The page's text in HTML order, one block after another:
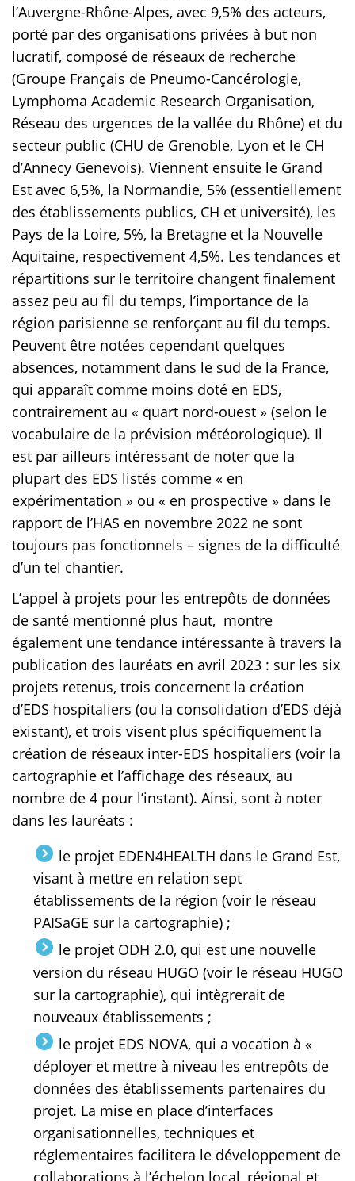
l’Auvergne-Rhône-Alpes, avec 9,5% des acteurs,
porté par des organisations privées à but non
lucratif, composé de réseaux de recherche
(Groupe Français de Pneumo-Cancérologie,
Lymphoma Academic Research Organisation,
Réseau des urgences de la vallée du Rhône) et du
secteur public (CHU de Grenoble, Lyon et le CH
d’Annecy Genevois). Viennent ensuite le Grand
Est avec 6,5%, la Normandie, 5% (essentiellement
des établissements publics, CH et université), les
Pays de la Loire, 5%, la Bretagne et la Nouvelle
Aquitaine, respectivement 4,5%. Les tendances et
répartitions sur le territoire changent finalement
assez peu au fil du temps, l’importance de la
région parisienne se renforçant au fil du temps.
Peuvent être notées cependant quelques
absences, notamment dans le sud de la France,
qui apparaît comme moins doté en EDS,
contrairement au « quart nord-ouest » (selon le
vocabulaire de la prévision météorologique). Il
est par ailleurs intéressant de noter que la
plupart des EDS listés comme « en
expérimentation » ou « en prospective » dans le
rapport de l’HAS en novembre 2022 ne sont
toujours pas fonctionnels – signes de la difficulté
d’un tel chantier.
L’appel à projets pour les entrepôts de données
de santé mentionné plus haut, montre
également une tendance intéressante à travers la
publication des lauréats en avril 2023 : sur les six
projets retenus, trois concernent la création
d’EDS hospitaliers (ou la consolidation d’EDS déjà
existant), et trois visent plus spécifiquement la
création de réseaux inter-EDS hospitaliers (voir la
cartographie et l’affichage des réseaux, au
nombre de 4 pour l’instant). Ainsi, sont à noter
dans les lauréats :
le projet EDEN4HEALTH dans le Grand Est,
visant à mettre en relation sept
établissements de la région (voir le réseau
PAISaGE sur la cartographie) ;
le projet ODH 2.0, qui est une nouvelle
version du réseau HUGO (voir le réseau HUGO
sur la cartographie), qui intègrerait de
nouveaux établissements ;
le projet EDS NOVA, qui a vocation à «
déployer et mettre à niveau les entrepôts de
données des établissements partenaires du
projet. La mise en place d’interfaces
organisationnelles, techniques et
réglementaires facilitera le développement de
collaborations à l’échelon local, régional et